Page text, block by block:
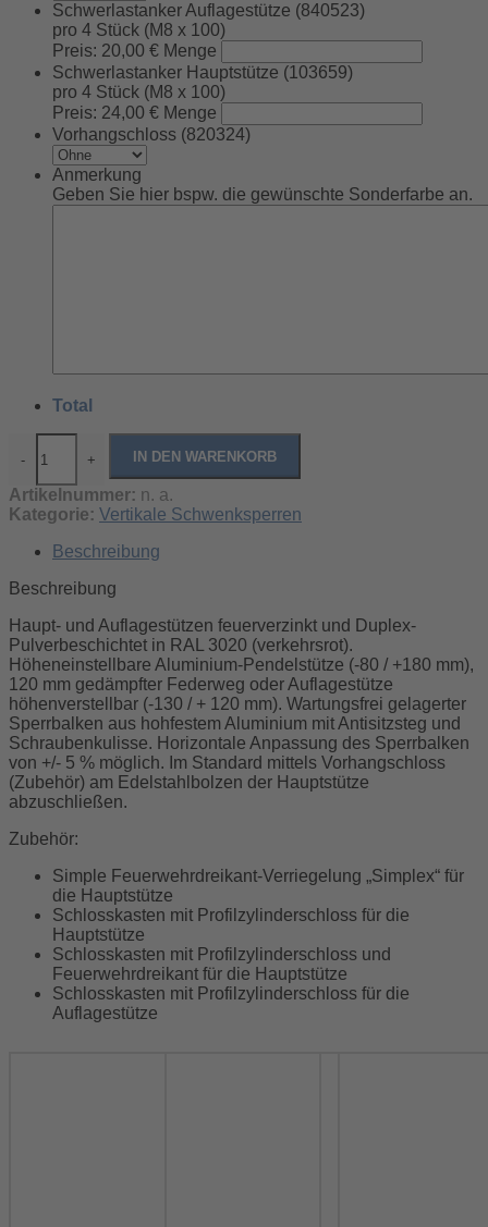
Schwerlastanker Auflagestütze (840523)
pro 4 Stück (M8 x 100)
Preis: 20,00 € Menge
Schwerlastanker Hauptstütze (103659)
pro 4 Stück (M8 x 100)
Preis: 24,00 € Menge
Vorhangschloss (820324)
Anmerkung
Geben Sie hier bspw. die gewünschte Sonderfarbe an.
Total
- + IN DEN WARENKORB
Artikelnummer: n. a.
Kategorie: Vertikale Schwenksperren
Beschreibung
Beschreibung
Haupt- und Auflagestützen feuerverzinkt und Duplex-
Pulverbeschichtet in RAL 3020 (verkehrsrot).
Höheneinstellbare Aluminium-Pendelstütze (-80 / +180 mm),
120 mm gedämpfter Federweg oder Auflagestütze
höhenverstellbar (-130 / + 120 mm). Wartungsfrei gelagerter
Sperrbalken aus hohfestem Aluminium mit Antisitzsteg und
Schraubenkulisse. Horizontale Anpassung des Sperrbalken
von +/- 5 % möglich. Im Standard mittels Vorhangschloss
(Zubehör) am Edelstahlbolzen der Hauptstütze
abzuschließen.
Zubehör:
Simple Feuerwehrdreikant-Verriegelung „Simplex“ für
die Hauptstütze
Schlosskasten mit Profilzylinderschloss für die
Hauptstütze
Schlosskasten mit Profilzylinderschloss und
Feuerwehrdreikant für die Hauptstütze
Schlosskasten mit Profilzylinderschloss für die
Auflagestütze